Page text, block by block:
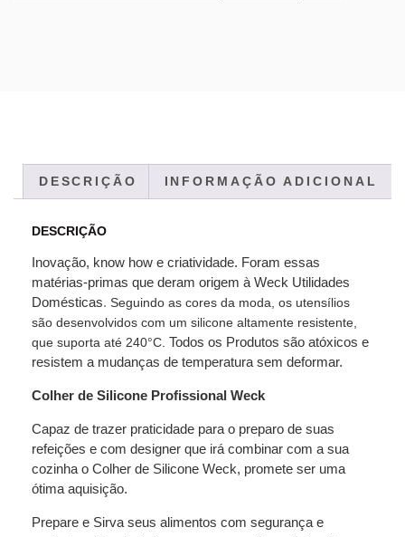
DESCRIÇÃO INFORMAÇÃO ADICIONAL
DESCRIÇÃO
Inovação, know how e criatividade. Foram essas
matérias-primas que deram origem à Weck Utilidades
Domésticas. Seguindo as cores da moda, os utensílios
são desenvolvidos com um silicone altamente resistente,
que suporta até 240°C. Todos os Produtos são atóxicos e
resistem a mudanças de temperatura sem deformar.
Colher de Silicone Profissional Weck
Capaz de trazer praticidade para o preparo de suas
refeições e com designer que irá combinar com a sua
cozinha o Colher de Silicone Weck, promete ser uma
ótima aquisição.
Prepare e Sirva seus alimentos com segurança e